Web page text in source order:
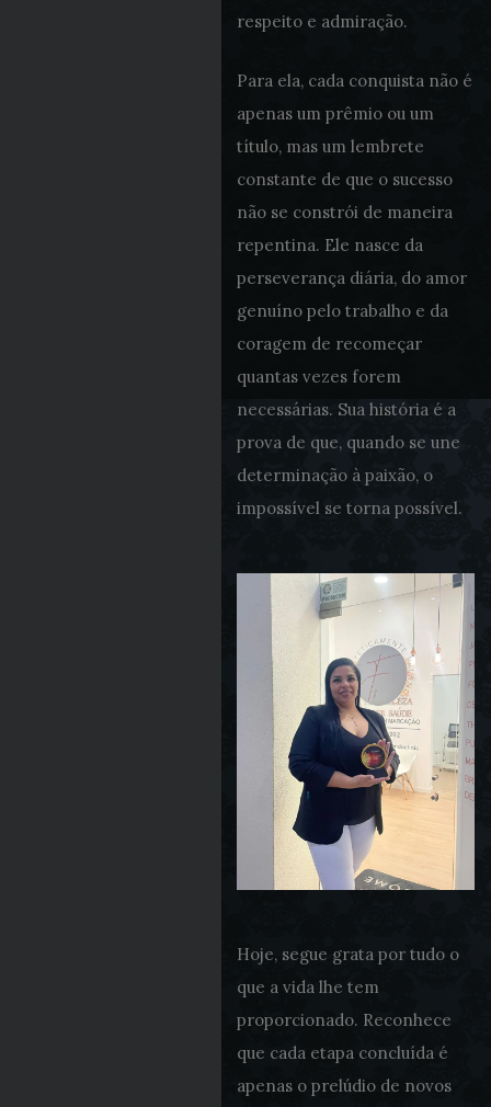
respeito e admiração.
Para ela, cada conquista não é
apenas um prêmio ou um
título, mas um lembrete
constante de que o sucesso
não se constrói de maneira
repentina. Ele nasce da
perseverança diária, do amor
genuíno pelo trabalho e da
coragem de recomeçar
quantas vezes forem
necessárias. Sua história é a
prova de que, quando se une
determinação à paixão, o
impossível se torna possível.
Hoje, segue grata por tudo o
que a vida lhe tem
proporcionado. Reconhece
que cada etapa concluída é
apenas o prelúdio de novos